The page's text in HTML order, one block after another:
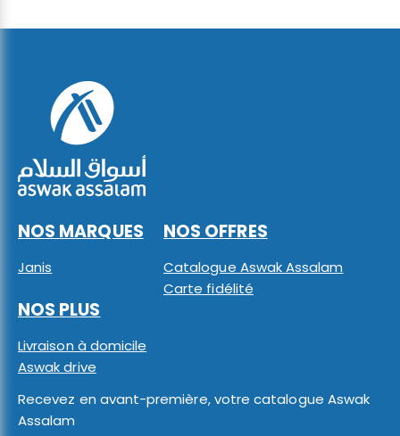
NOS MARQUES
Janis
NOS OFFRES
Catalogue Aswak Assalam
Carte fidélité
NOS PLUS
Livraison à domicile
Aswak drive
Recevez en avant-première, votre catalogue Aswak
Assalam